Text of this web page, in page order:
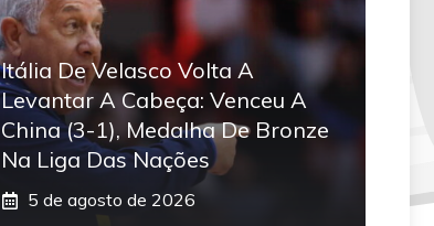
Itália De Velasco Volta A
Levantar A Cabeça: Venceu A
China (3-1), Medalha De Bronze
Na Liga Das Nações
5 de agosto de 2026